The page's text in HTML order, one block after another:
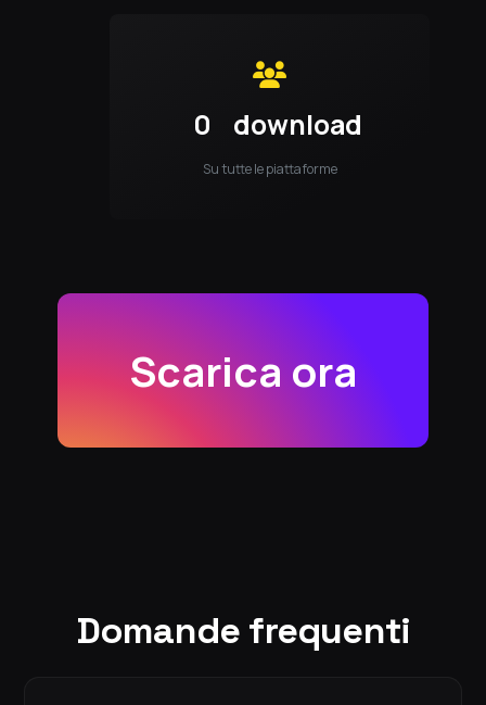
0 download
Su tutte le piattaforme
Scarica ora
Domande frequenti